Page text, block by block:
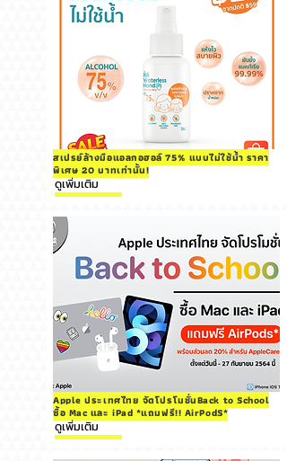
สเปรย์ล้างมือแอลกอฮอล์ 75% แบบไม่ใช้น้ำ ราคา
พิเศษ 20 บาทเท่านั้น!
ดูเพิ่มเติม
Apple ประเทศไทย จัดโปรโมชั่นBack to School
ซื้อ Mac และ iPad *แถมฟรี!! AirPodS*
ดูเพิ่มเติม